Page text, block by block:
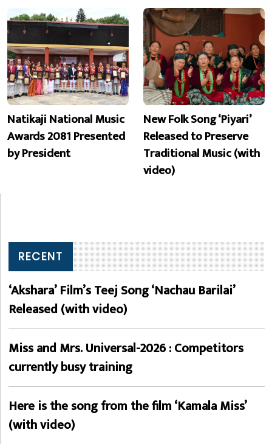
Natikaji National Music
Awards 2081 Presented
by President
New Folk Song ‘Piyari’
Released to Preserve
Traditional Music (with
video)
RECENT
‘Akshara’ Film’s Teej Song ‘Nachau Barilai’
Released (with video)
Miss and Mrs. Universal-2026 : Competitors
currently busy training
Here is the song from the film ‘Kamala Miss’
(with video)